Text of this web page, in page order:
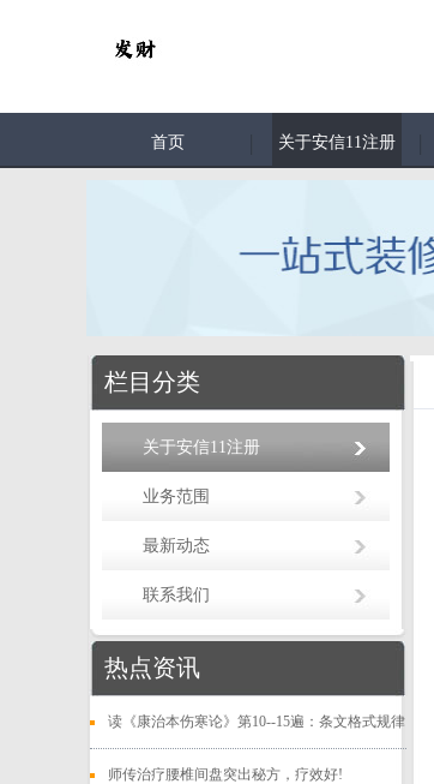
首页 关于安信11注册
栏目分类
关于安信11注册
业务范围
最新动态
联系我们
热点资讯
读《康治本伤寒论》第10--15遍：条文格式规律
师传治疗腰椎间盘突出秘方，疗效好!